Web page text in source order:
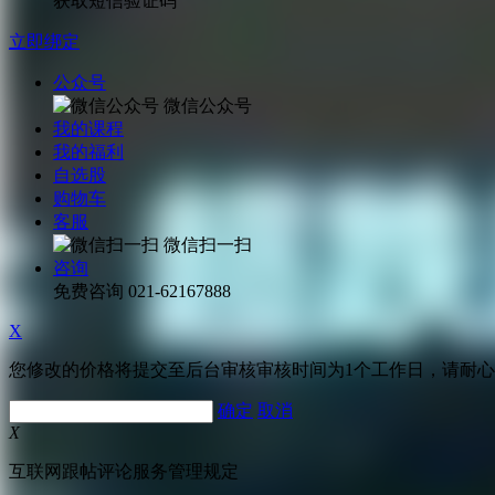
立即绑定
公众号
微信公众号
我的课程
我的福利
自选股
购物车
客服
微信扫一扫
咨询
免费咨询 021-62167888
X
您修改的价格将提交至后台审核审核时间为1个工作日，请耐
确定 取消
X
互联网跟帖评论服务管理规定